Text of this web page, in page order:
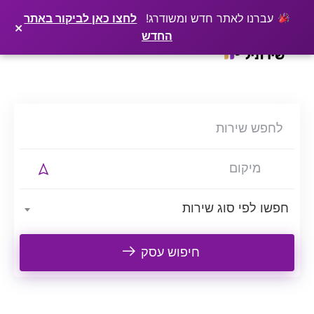
עברנו לאתר חדש ומשודרג!
לחצו כאן לביקור באתר
החדש
×
רוצים שלקוחות ימצאו אתכם בגוגל? שירתיל מפרסמת כתבה מקצועית עליכם פרסמו כתבה ←
to
חפשו לפי סוג שירות
חיפוש עסק